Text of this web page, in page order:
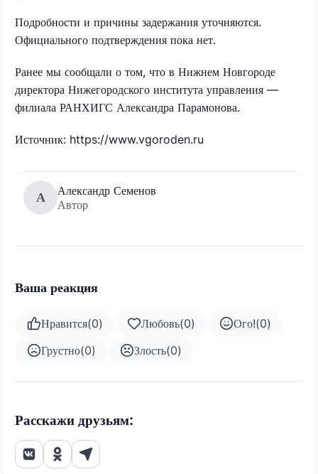
Подробности и причины задержания уточняются.
Официального подтверждения пока нет.
Ранее мы сообщали о том, что в Нижнем Новгороде
директора Нижегородского института управления —
филиала РАНХИГС Александра Парамонова.
Источник: https://www.vgoroden.ru
А
Александр Семенов
Автор
Ваша реакция
Нравится(0) Любовь(0) Ого!(0)
Грустно(0) Злость(0)
Расскажи друзьям: